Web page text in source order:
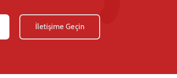
İletişime Geçin